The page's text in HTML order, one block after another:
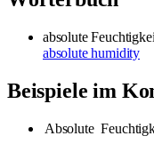
absolute
absolute humidity
Beispiele im
Absolute